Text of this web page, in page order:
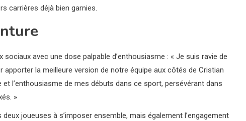
carrières déjà bien garnies.
avec une dose palpable d’enthousiasme : « Je suis ravie de
apporter la meilleure version de notre équipe aux côtés de Cristian
l’enthousiasme de mes débuts dans ce sport, persévérant dans
»
joueuses à s’imposer ensemble, mais également l’engagement